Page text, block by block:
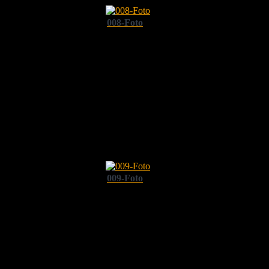
008-Foto
009-Foto